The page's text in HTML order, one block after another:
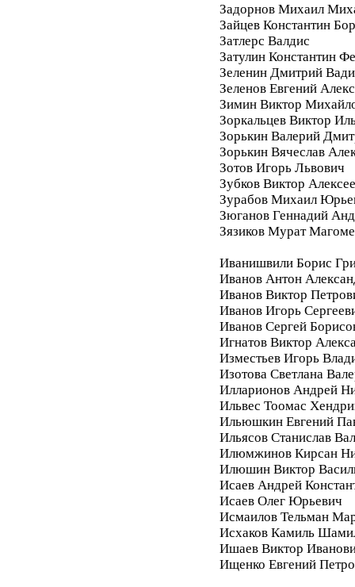
Задорнов Михаил
Зайцев Константин
Затлерс Валдис
Затулин Константин
Зеленин Дмитрий
Зеленов Евгений
Зимин Виктор
Зоркальцев Виктор
Зорькин Валерий
Зорькин Вячеслав
Зотов Игорь Львович
Зубков Виктор
Зурабов Михаил
Зюганов Геннадий
Зязиков Мурат
Иванишвили Борис
Иванов Антон
Иванов Виктор
Иванов Игорь
Иванов Сергей
Игнатов Виктор
Изместьев Игорь
Изотова Светлана
Илларионов Андрей
Ильвес Тоомас
Ильюшкин Евгений
Ильясов Станислав
Илюмжинов Кирсан
Илюшин Виктор
Исаев Андрей
Исаев Олег Юрьевич
Исмаилов Тельман
Исхаков Камиль
Ишаев Виктор
Ищенко Евгений